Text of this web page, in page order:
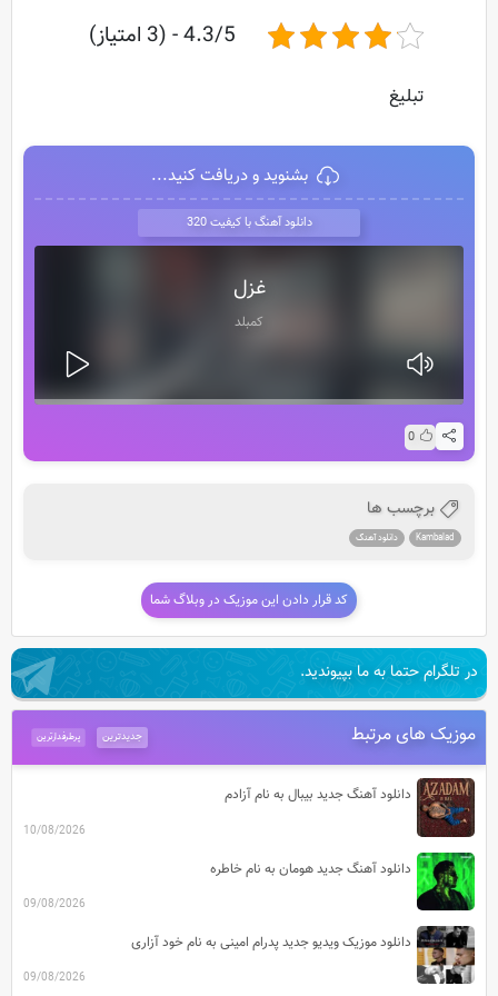
4.3/5 - (3 امتیاز)
تبلیغ
بشنوید و دریافت کنید...
دانلود آهنگ با کیفیت 320
غزل
کمبلد
0
برچسب ها
Kambalad دانلود آهنگ
کد قرار دادن این موزیک در وبلاگ شما
در تلگرام حتما به ما بپیوندید.
موزیک های مرتبط پرطرفدارترین جدیدترین
دانلود آهنگ جدید بیبال به نام آزادم
10/08/2026
دانلود آهنگ جدید هومان به نام خاطره
09/08/2026
دانلود موزیک ویدیو جدید پدرام امینی به نام خود آزاری
09/08/2026